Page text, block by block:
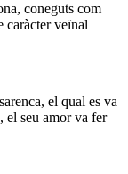
coneguts com
caràcter veïnal
el qual es va
el seu amor va fer